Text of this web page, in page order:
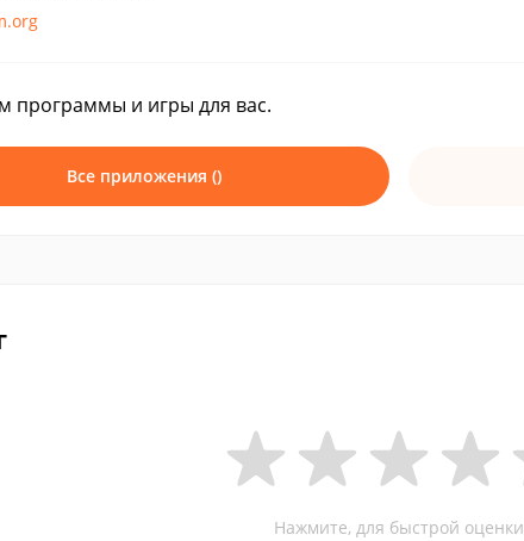
программы и игры для вас.
Все приложения ()
Нажмите, для быстрой оценки